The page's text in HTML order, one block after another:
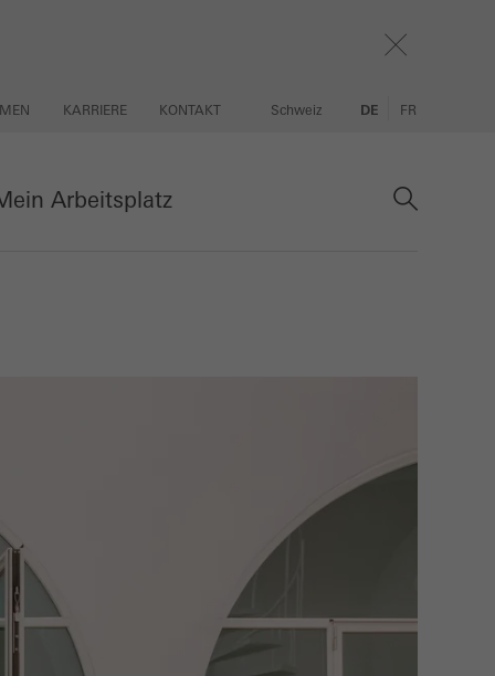
KARRIERE KONTAKT Schweiz DE FR
Arbeitsplatz